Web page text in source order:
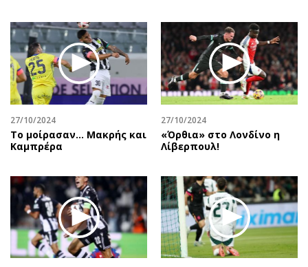
27/10/2024
Το μοίρασαν… Μακρής και
Καμπρέρα
27/10/2024
«Όρθια» στο Λονδίνο η
Λίβερπουλ!